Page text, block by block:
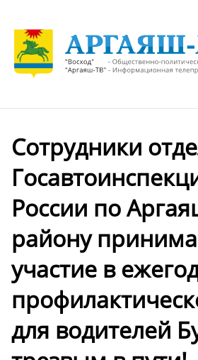
Сотрудники
России по
району
участие в
для водителей